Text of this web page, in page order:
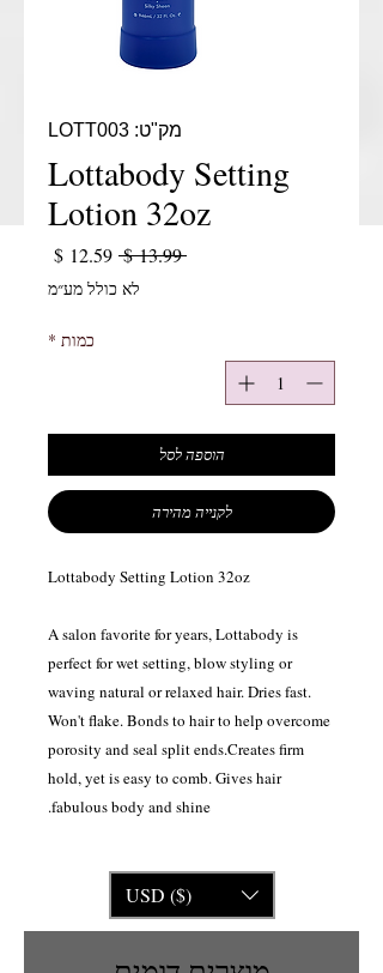
מק"ט: LOTT003
Lottabody Setting
Lotion 32oz
‏13.99 ‏$ מחיר רגילמחיר
לא כולל מע״מ
כמות *
הוספה לסל
לקנייה מהירה
Lottabody Setting Lotion 32oz
A salon favorite for years, Lottabody is
perfect for wet setting, blow styling or
waving natural or relaxed hair. Dries fast.
Won't flake. Bonds to hair to help overcome
porosity and seal split ends.Creates firm
hold, yet is easy to comb. Gives hair
fabulous body and shine.
USD ($)